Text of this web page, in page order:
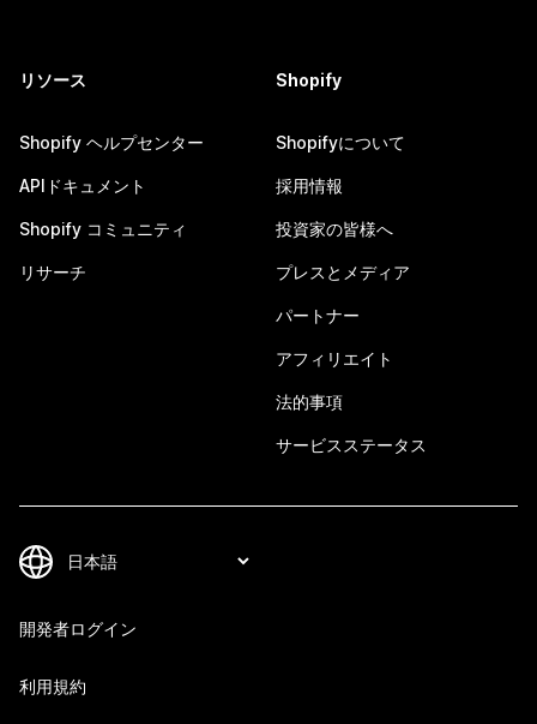
リソース
Shopify ヘルプセンター
APIドキュメント
Shopify コミュニティ
リサーチ
Shopify
Shopifyについて
採用情報
投資家の皆様へ
プレスとメディア
パートナー
アフィリエイト
法的事項
サービスステータス
開発者ログイン
利用規約